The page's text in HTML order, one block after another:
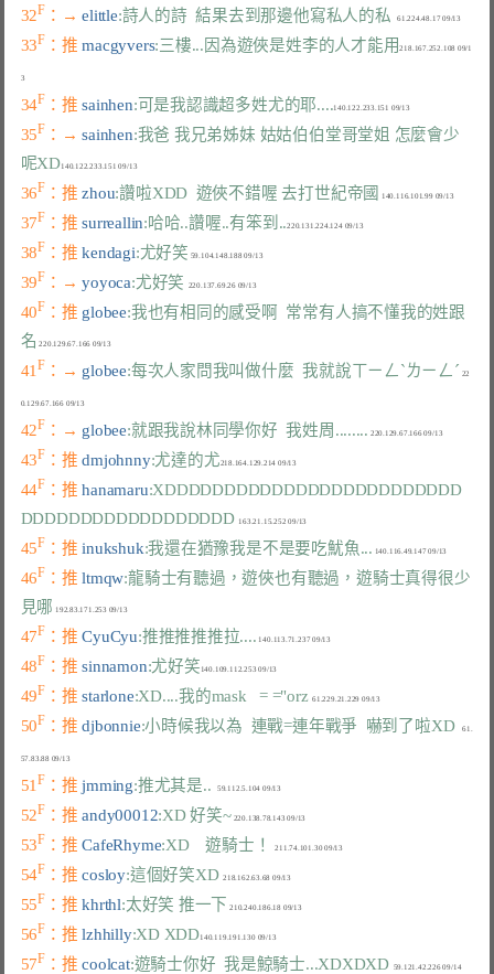
32F ：→ elittle:詩人的詩  結果去到那邊他寫私人的私
33F ：推 macgyvers:三樓...因為遊俠是姓李的人才能用218.167.252.108 09/1
3
34F ：推 sainhen:可是我認識超多姓尤的耶.... 140.122.233.151 09/13
35F ：→ sainhen:我爸 我兄弟姊妹 姑姑伯伯堂哥堂姐 怎麼會少
呢XD
140.122.233.151 09/13
36F ：推 zhou:讚啦XDD  遊俠不錯喔 去打世紀帝國 140.116.101.99 09/13
37F ：推 surreallin:哈哈..讚喔..有笨到.. 220.131.224.124 09/13
38F ：推 kendagi:尤好笑 59.104.148.188 09/13
39F ：→ yoyoca:尤好笑
  220.137.69.26 09/13
40F ：推 globee:我也有相同的感受啊  常常有人搞不懂我的姓跟
名
220.129.67.166 09/13
41F ：→ globee:每次人家問我叫做什麼  我就說ㄒㄧㄥˋㄌㄧㄥˊ 22
0.129.67.166 09/13
42F ：→ globee:就跟我說林同學你好  我姓周........ 220.129.67.166 09/13
43F ：推 dmjohnny:尤達的尤 218.164.129.214 09/13
44F ：推 hanamaru:XDDDDDDDDDDDDDDDDDDDDDDDDD
DDDDDDDDDDDDDDDDDD
45F ：推 inukshuk:我還在猶豫我是不是要吃魷魚...
46F ：推 ltmqw:龍騎士有聽過，遊俠也有聽過，遊騎士真得很少
見哪
192.83.171.253 09/13
47F ：推 CyuCyu:推推推推推拉....
48F ：推 sinnamon:尤好笑
49F ：推 starlone:XD....我的mask   = ="orz
  61.229.21.229 09/13
50F ：推 djbonnie:小時候我以為  連戰=連年戰爭  嚇到了啦XD
    61.
57.83.88 09/13
51F ：推 jmming:推尤其是..
   59.112.5.104 09/13
52F ：推 andy00012:XD 好笑~
53F ：推 CafeRhyme:XD　遊騎士！
54F ：推 cosloy:這個好笑XD
  218.162.63.68 09/13
55F ：推 khrthl:太好笑 推一下 210.240.186.18 09/13
56F ：推 lzhhilly:XD XDD 140.119.191.130 09/13
57F ：推 coolcat:遊騎士你好  我是鯨騎士...XDXDXD
  59.121.42.226 09/14